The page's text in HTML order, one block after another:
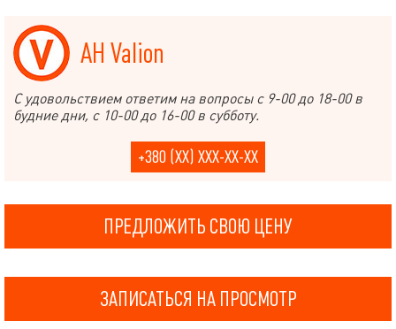
АН Valion
С удовольствием ответим на вопросы с 9-00 до 18-00 в
будние дни, с 10-00 до 16-00 в субботу.
+380 (XX) XXX-XX-XX
ПРЕДЛОЖИТЬ СВОЮ ЦЕНУ
ЗАПИСАТЬСЯ НА ПРОСМОТР